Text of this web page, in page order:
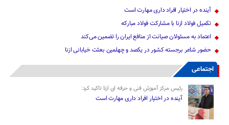
آینده در اختیار افراد داری مهارت است
تکمیل فولاد ازنا با مشارکت فولاد مبارکه
اعتماد به مسئولان صیانت از منافع ایران را تضمین می‌کند
حضور شاعر برجسته کشور در یکصد و چهلمین بعثت خیابانی ازنا
اجتماعی
رئیس مرکز آموزش فنی و حرفه ای ازنا تاکید کرد:
آینده در اختیار افراد داری مهارت است